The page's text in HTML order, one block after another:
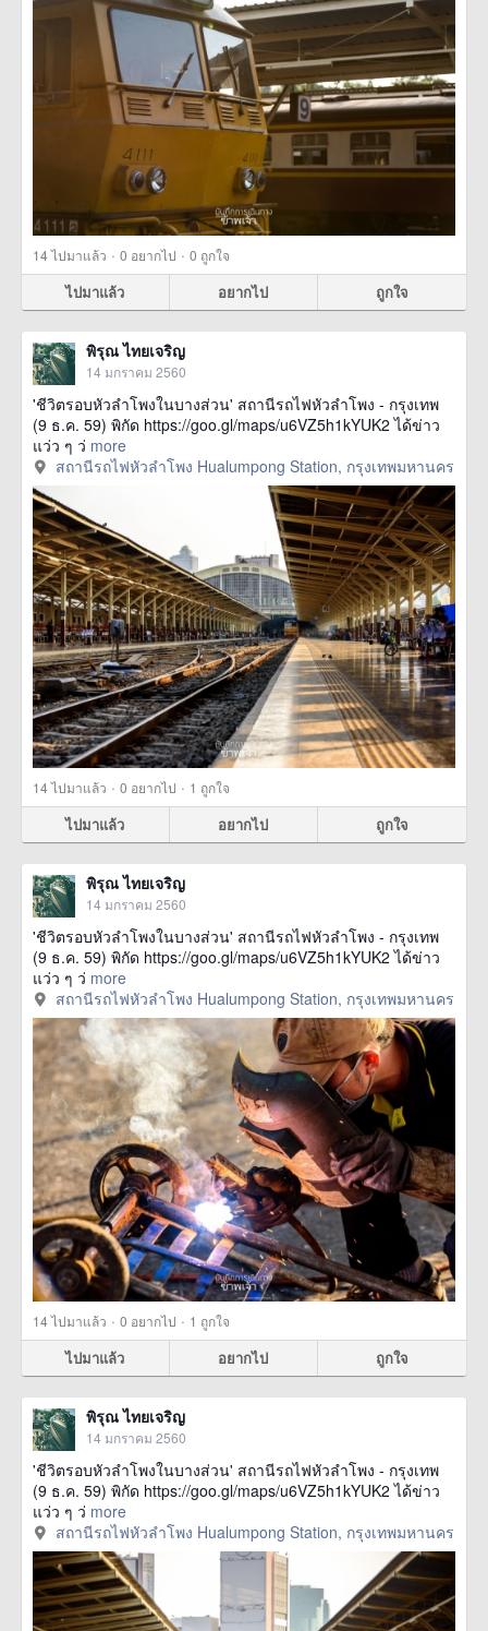
14ไปมาแล้ว · 0 อยากไป · 0 ถูกใจ
ไปมาแล้ว อยากไป ถูกใจ
พิรุณ ไทยเจริญ
14 มกราคม 2560
'ชีวิตรอบหัวลำโพงในบางส่วน' สถานีรถไฟหัวลำโพง - กรุงเทพ
(9 ธ.ค. 59) พิกัด https://goo.gl/maps/u6VZ5h1kYUK2 ได้ข่าว
แว่ว ๆ ว่ more
สถานีรถไฟหัวลำโพง Hualumpong Station, กรุงเทพมหานคร
14ไปมาแล้ว · 0 อยากไป · 1 ถูกใจ
ไปมาแล้ว อยากไป ถูกใจ
พิรุณ ไทยเจริญ
14 มกราคม 2560
'ชีวิตรอบหัวลำโพงในบางส่วน' สถานีรถไฟหัวลำโพง - กรุงเทพ
(9 ธ.ค. 59) พิกัด https://goo.gl/maps/u6VZ5h1kYUK2 ได้ข่าว
แว่ว ๆ ว่ more
สถานีรถไฟหัวลำโพง Hualumpong Station, กรุงเทพมหานคร
14ไปมาแล้ว · 0 อยากไป · 1 ถูกใจ
ไปมาแล้ว อยากไป ถูกใจ
พิรุณ ไทยเจริญ
14 มกราคม 2560
'ชีวิตรอบหัวลำโพงในบางส่วน' สถานีรถไฟหัวลำโพง - กรุงเทพ
(9 ธ.ค. 59) พิกัด https://goo.gl/maps/u6VZ5h1kYUK2 ได้ข่าว
แว่ว ๆ ว่ more
สถานีรถไฟหัวลำโพง Hualumpong Station, กรุงเทพมหานคร